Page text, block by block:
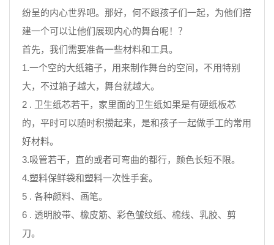
纷呈的内心世界吧。那好，何不跟孩子们一起，为他们搭
建一个可以让他们展现内心的舞台呢！？
首先，我们需要准备一些材料和工具。
1.一个空的大纸箱子，用来制作舞台的空间，不用特别
大，不过箱子越大，舞台就越大。
2 . 卫生纸芯若干，家里面的卫生纸如果是有硬纸板芯
的，平时可以随时积攒起来，是和孩子一起做手工的常用
好材料。
3.吸管若干，直的或者可弯曲的都行，颜色长短不限。
4.塑料保鲜袋和塑料一次性手套。
5 . 各种颜料、画笔。
6 . 透明胶带、橡皮筋、彩色皱纹纸、棉线、乳胶、剪
刀。